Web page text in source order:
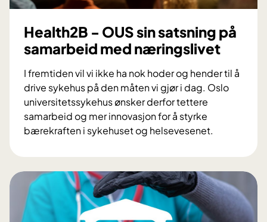
m
t
t
k
i
N
o
r
m
e
d
Health2B - OUS sin satsning på
samarbeid med næringslivet
I fremtiden vil vi ikke ha nok hoder og hender til å
drive sykehus på den måten vi gjør i dag. Oslo
universitetssykehus ønsker derfor tettere
samarbeid og mer innovasjon for å styrke
bærekraften i sykehuset og helsevesenet.
e
a
t
h